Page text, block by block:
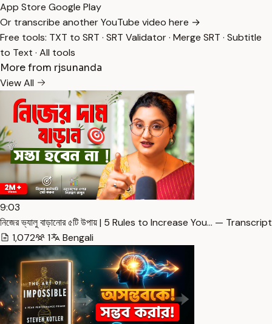
App Store Google Play
Or transcribe another YouTube video here →
Free tools: TXT to SRT · SRT Validator· Merge SRT · Subtitle
to Text · All tools
More from rjsunanda
View All
9:03
নিজের ভ্যালু বাড়ানোর ৫টি উপায় | 5 Rules to Increase You… — Transcript
1,072
1 Bengali